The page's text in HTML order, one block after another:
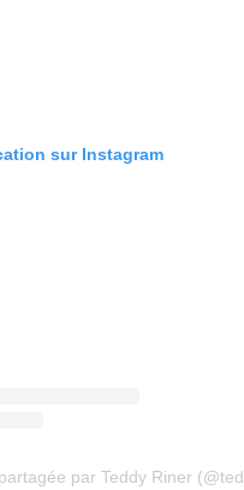
sur Instagram
par Teddy Riner